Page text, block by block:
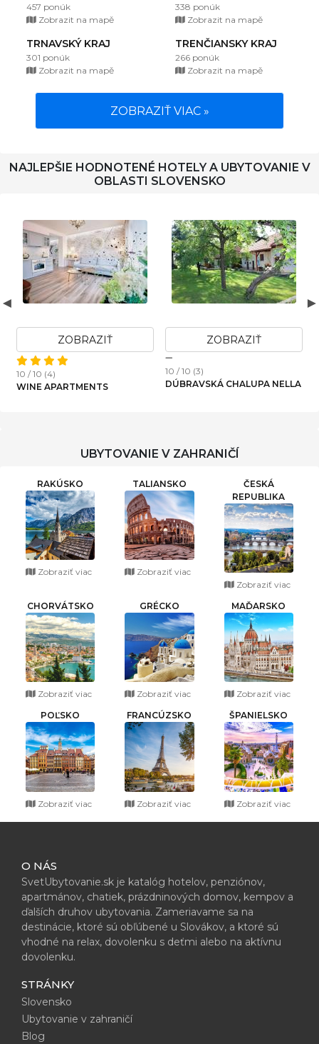
457 ponúk
Zobrazit na mapě
338 ponúk
Zobrazit na mapě
TRNAVSKÝ KRAJ
301 ponúk
Zobrazit na mapě
TRENČIANSKY KRAJ
266 ponúk
Zobrazit na mapě
ZOBRAZIŤ VIAC »
NAJLEPŠIE HODNOTENÉ HOTELY A UBYTOVANIE V
OBLASTI SLOVENSKO
ZOBRAZIŤ
10 / 10 (4)
WINE APARTMENTS
ZOBRAZIŤ
10 / 10 (3)
DÚBRAVSKÁ CHALUPA NELLA
UBYTOVANIE V ZAHRANIČÍ
RAKÚSKO
Zobraziť viac
TALIANSKO
Zobraziť viac
ČESKÁ
REPUBLIKA
Zobraziť viac
CHORVÁTSKO
Zobraziť viac
GRÉCKO
Zobraziť viac
MAĎARSKO
Zobraziť viac
POĽSKO
Zobraziť viac
FRANCÚZSKO
Zobraziť viac
ŠPANIELSKO
Zobraziť viac
O NÁS
SvetUbytovanie.sk je katalóg hotelov, penziónov,
apartmánov, chatiek, prázdninových domov, kempov a
ďalších druhov ubytovania. Zameriavame sa na
destinácie, ktoré sú obľúbené u Slovákov, a ktoré sú
vhodné na relax, dovolenku s deťmi alebo na aktívnu
dovolenku.
STRÁNKY
Slovensko
Ubytovanie v zahraničí
Blog